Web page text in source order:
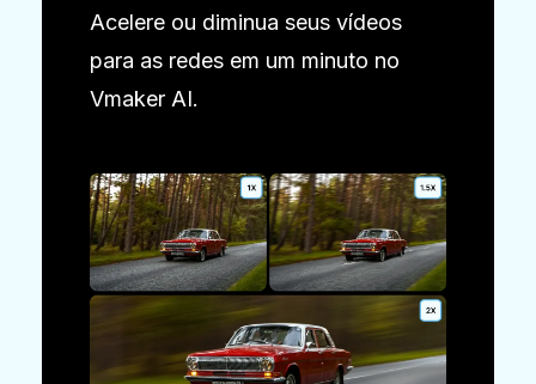
Acelere ou diminua seus vídeos
para as redes em um minuto no
Vmaker AI.